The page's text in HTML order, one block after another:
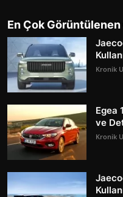
En Çok
Kronik
Egea
ve
Kronik